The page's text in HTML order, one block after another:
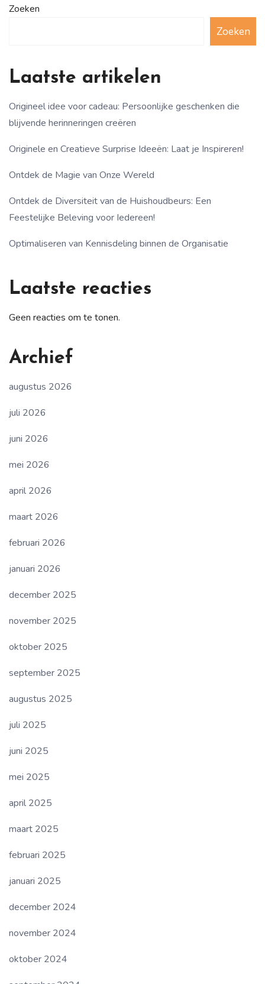
Zoeken
Zoeken
Laatste artikelen
Origineel idee voor cadeau: Persoonlijke geschenken die
blijvende herinneringen creëren
Originele en Creatieve Surprise Ideeën: Laat je Inspireren!
Ontdek de Magie van Onze Wereld
Ontdek de Diversiteit van de Huishoudbeurs: Een
Feestelijke Beleving voor Iedereen!
Optimaliseren van Kennisdeling binnen de Organisatie
Laatste reacties
Geen reacties om te tonen.
Archief
augustus 2026
juli 2026
juni 2026
mei 2026
april 2026
maart 2026
februari 2026
januari 2026
december 2025
november 2025
oktober 2025
september 2025
augustus 2025
juli 2025
juni 2025
mei 2025
april 2025
maart 2025
februari 2025
januari 2025
december 2024
november 2024
oktober 2024